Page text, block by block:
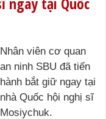
Nhân viên cơ quan
an ninh SBU đã tiến
hành bắt giữ ngay tại
nhà Quốc hội nghị sĩ
Mosiychuk.